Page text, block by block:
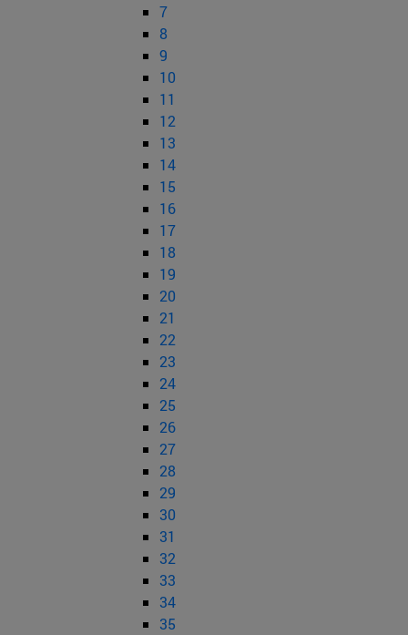
7
8
9
10
11
12
13
14
15
16
17
18
19
20
21
22
23
24
25
26
27
28
29
30
31
32
33
34
35